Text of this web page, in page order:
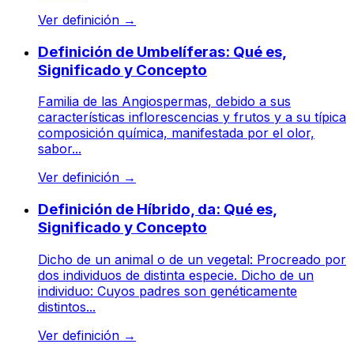
Ver definición →
Definición de Umbelíferas: Qué es,
Significado y Concepto
Familia de las Angiospermas, debido a sus
características inflorescencias y frutos y a su típica
composición química, manifestada por el olor,
sabor...
Ver definición →
Definición de Híbrido, da: Qué es,
Significado y Concepto
Dicho de un animal o de un vegetal: Procreado por
dos individuos de distinta especie. Dicho de un
individuo: Cuyos padres son genéticamente
distintos...
Ver definición →